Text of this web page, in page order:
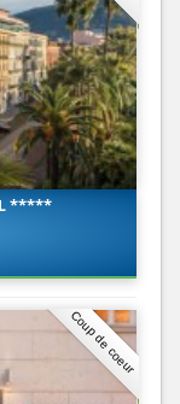
*****
Coup de coeur